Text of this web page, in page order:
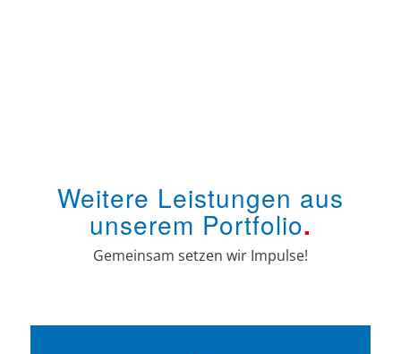
Weitere Leistungen aus
unserem Portfolio.
Gemeinsam setzen wir Impulse!